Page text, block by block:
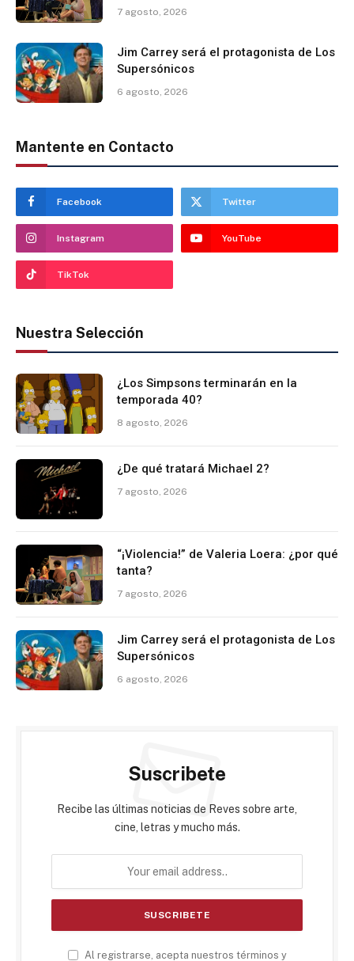
7 agosto, 2026
Jim Carrey será el protagonista de Los
Supersónicos
6 agosto, 2026
Mantente en Contacto
Facebook Twitter
Instagram YouTube
TikTok
Nuestra Selección
¿Los Simpsons terminarán en la
temporada 40?
8 agosto, 2026
¿De qué tratará Michael 2?
7 agosto, 2026
“¡Violencia!” de Valeria Loera: ¿por qué
tanta?
7 agosto, 2026
Jim Carrey será el protagonista de Los
Supersónicos
6 agosto, 2026
Suscribete
Recibe las últimas noticias de Reves sobre arte,
cine, letras y mucho más.
Al registrarse, acepta nuestros términos y